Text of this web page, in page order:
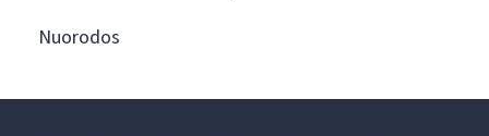
Nuorodos